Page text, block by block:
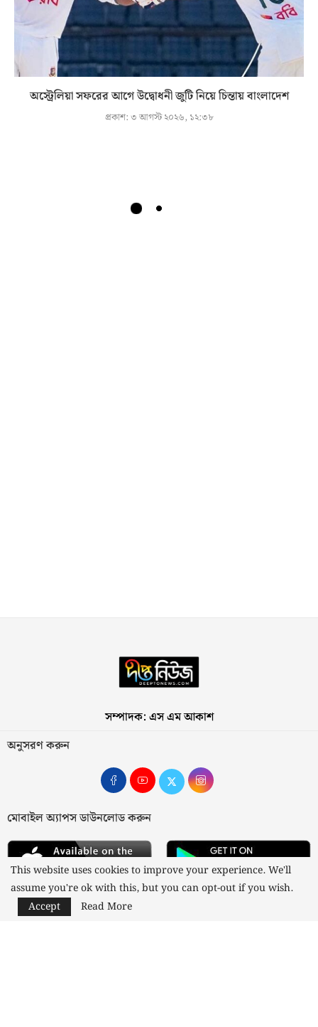
অস্ট্রেলিয়া সফরের আগে উদ্বোধনী জুটি নিয়ে চিন্তায় বাংলাদেশ
প্রকাশ:৩ আগস্ট ২০২৬, ১২:৩৮
সম্পাদক: এস এম আকাশ
অনুসরণ করুন
মোবাইল অ্যাপস ডাউনলোড করুন
This website uses cookies to improve your experience. We'll
assume you're ok with this, but you can opt-out if you wish.
Accept
Read More